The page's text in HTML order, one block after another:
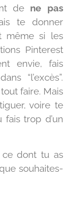
de ne pas
te donner
même si les
Pinterest
envie, fais
“l’excès”.
faire. Mais
voire te
trop d’un
ce dont tu as
souhaites-